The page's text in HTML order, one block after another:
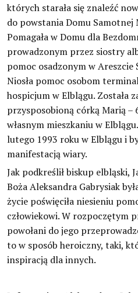
których starała się znaleźć
do powstania Domu Samotnej
Pomagała w Domu dla
prowadzonym przez siostry
pomoc osadzonym w Areszcie
Niosła pomoc osobom
hospicjum w Elblągu. Została
przysposobioną córką Marią –
własnym mieszkaniu w
lutego 1993 roku w Elblągu i
manifestacją wiary.
Jak podkreślił biskup elbląski,
Boża Aleksandra Gabrysiak
życie poświęciła niesieniu
człowiekowi. W rozpoczętym
powołani do jego
to w sposób heroiczny, taki,
inspiracją dla innych.